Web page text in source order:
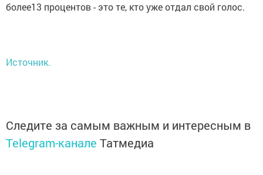
более13 процентов - это те, кто уже отдал свой голос.
Источник.
Следите за самым важным и интересным в
Telegram-канале Татмедиа